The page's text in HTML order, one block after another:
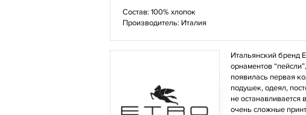
Состав: 100% хлопок
Производитель: Италия
Итальянский бренд
орнаментов
появилась первая
подушек, одеял,
не
очень сложные